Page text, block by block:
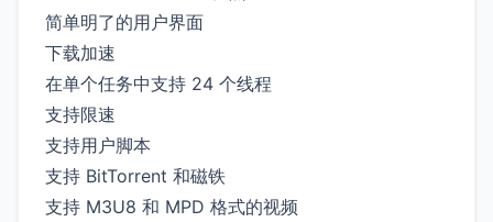
简单明了的用户界面
下载加速
在单个任务中支持 24 个线程
支持限速
支持用户脚本
支持 BitTorrent 和磁铁
支持 M3U8 和 MPD 格式的视频